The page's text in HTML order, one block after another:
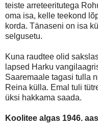
teiste arreteeritutega
oma isa, kelle teekond
korda. Tänaseni on isa
selgusetu.
Kuna raudtee olid
lapsed Harku
Saaremaale tagasi tulla
Reina külla. Emal tuli
üksi hakkama saada.
Koolitee algas 1946.